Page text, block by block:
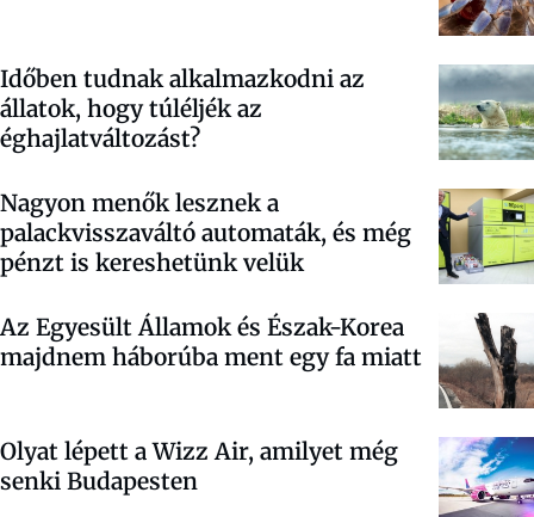
Időben tudnak alkalmazkodni az
állatok, hogy túléljék az
éghajlatváltozást?
Nagyon menők lesznek a
palackvisszaváltó automaták, és még
pénzt is kereshetünk velük
Az Egyesült Államok és Észak-Korea
majdnem háborúba ment egy fa miatt
Olyat lépett a Wizz Air, amilyet még
senki Budapesten